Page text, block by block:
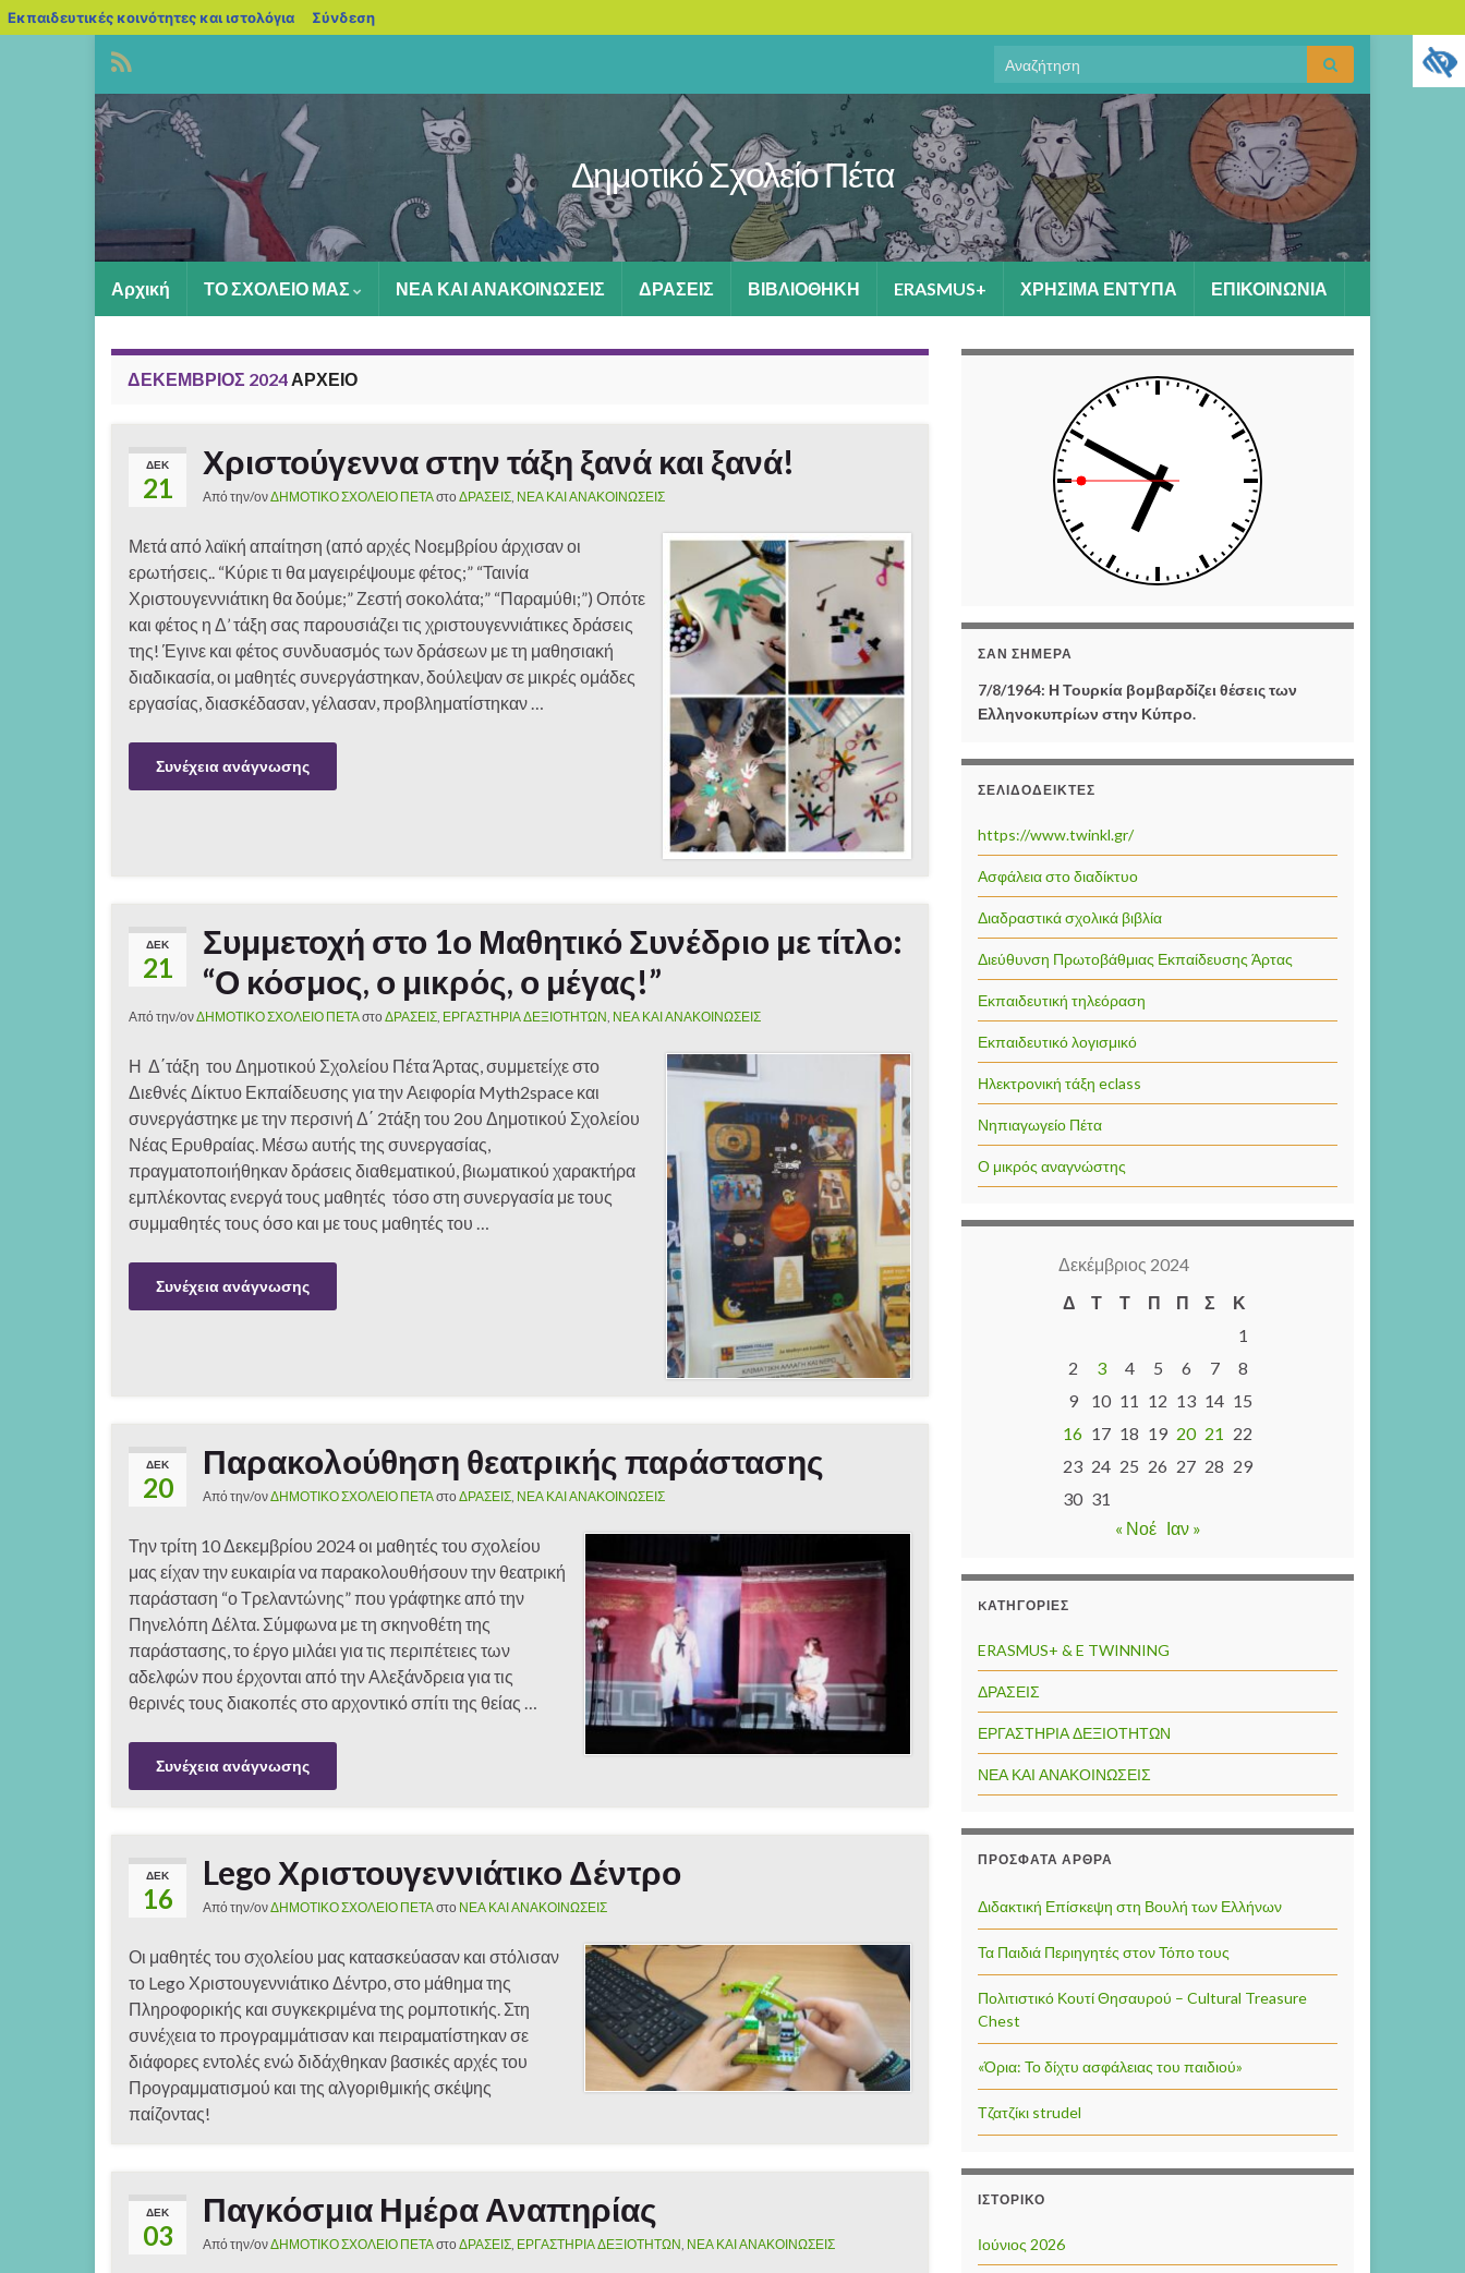
Εκπαιδευτικές κοινότητες και ιστολόγια blogs.sch.gr
Σύνδεση
Search
Δημοτικό Σχολείο Πέτα
Αρχική ΤΟ ΣΧΟΛΕΙΟ ΜΑΣ ΝΕΑ ΚΑΙ ΑΝΑΚΟΙΝΩΣΕΙΣ ΔΡΑΣΕΙΣ ΒΙΒΛΙΟΘΗΚΗ ERASMUS+ ΧΡΗΣΙΜΑ ΕΝΤΥΠΑ ΕΠΙΚΟΙΝΩΝΙΑ
ΔΕΚΈΜΒΡΙΟΣ 2024 ΑΡΧΕΊΟ
ΔΕΚ
21
Χριστούγεννα στην τάξη ξανά και ξανά!
Από την/ονΔΗΜΟΤΙΚΟ ΣΧΟΛΕΙΟ ΠΕΤΑστο ΔΡΑΣΕΙΣ ΝΕΑ ΚΑΙ ΑΝΑΚΟΙΝΩΣΕΙΣ
Μετά από λαϊκή απαίτηση (από αρχές Νοεμβρίου άρχισαν οι
ερωτήσεις.. “Κύριε τι θα μαγειρέψουμε φέτος;” “Ταινία
Χριστουγεννιάτικη θα δούμε;” Ζεστή σοκολάτα;” “Παραμύθι;”) Οπότε
και φέτος η Δ’ τάξη σας παρουσιάζει τις χριστουγεννιάτικες δράσεις
της! Έγινε και φέτος συνδυασμός των δράσεων με τη μαθησιακή
διαδικασία, οι μαθητές συνεργάστηκαν, δούλεψαν σε μικρές ομάδες
εργασίας, διασκέδασαν, γέλασαν, προβληματίστηκαν …
Συνέχεια ανάγνωσης
ΔΕΚ
21
Συμμετοχή στο 1ο Μαθητικό Συνέδριο με τίτλο:
“Ο κόσμος, ο μικρός, ο μέγας!”
Από την/ονΔΗΜΟΤΙΚΟ ΣΧΟΛΕΙΟ ΠΕΤΑστο ΔΡΑΣΕΙΣ, ΕΡΓΑΣΤΗΡΙΑ ΔΕΞΙΟΤΗΤΩΝ, ΝΕΑ ΚΑΙ ΑΝΑΚΟΙΝΩΣΕΙΣ
Η Δ΄τάξη του Δημοτικού Σχολείου Πέτα Άρτας, συμμετείχε στο
Διεθνές Δίκτυο Εκπαίδευσης για την Αειφορία Myth2space και
συνεργάστηκε με την περσινή Δ΄ 2τάξη του 2ου Δημοτικού Σχολείου
Νέας Ερυθραίας. Μέσω αυτής της συνεργασίας,
πραγματοποιήθηκαν δράσεις διαθεματικού, βιωματικού χαρακτήρα
εμπλέκοντας ενεργά τους μαθητές τόσο στη συνεργασία με τους
συμμαθητές τους όσο και με τους μαθητές του …
Συνέχεια ανάγνωσης
ΔΕΚ
20
Παρακολούθηση θεατρικής παράστασης
Από την/ονΔΗΜΟΤΙΚΟ ΣΧΟΛΕΙΟ ΠΕΤΑστο ΔΡΑΣΕΙΣ, ΝΕΑ ΚΑΙ ΑΝΑΚΟΙΝΩΣΕΙΣ
Την τρίτη 10 Δεκεμβρίου 2024 οι μαθητές του σχολείου
μας είχαν την ευκαιρία να παρακολουθήσουν την θεατρική
παράσταση “ο Τρελαντώνης” που γράφτηκε από την
Πηνελόπη Δέλτα. Σύμφωνα με τη σκηνοθέτη της
παράστασης, το έργο μιλάει για τις περιπέτειες των
αδελφών που έρχονται από την Αλεξάνδρεια για τις
θερινές τους διακοπές στο αρχοντικό σπίτι της θείας …
Συνέχεια ανάγνωσης
ΔΕΚ
16
Lego Χριστουγεννιάτικο Δέντρο
Από την/ονΔΗΜΟΤΙΚΟ ΣΧΟΛΕΙΟ ΠΕΤΑστο ΝΕΑ ΚΑΙ ΑΝΑΚΟΙΝΩΣΕΙΣ
Οι μαθητές του σχολείου μας κατασκεύασαν και στόλισαν
το Lego Χριστουγεννιάτικο Δέντρο, στο μάθημα της
Πληροφορικής και συγκεκριμένα της ρομποτικής. Στη
συνέχεια το προγραμμάτισαν και πειραματίστηκαν σε
διάφορες εντολές ενώ διδάχθηκαν βασικές αρχές του
Προγραμματισμού και της αλγοριθμικής σκέψης
παίζοντας!
ΔΕΚ
03
Παγκόσμια Ημέρα Αναπηρίας
Από την/ονΔΗΜΟΤΙΚΟ ΣΧΟΛΕΙΟ ΠΕΤΑστο ΔΡΑΣΕΙΣ, ΕΡΓΑΣΤΗΡΙΑ ΔΕΞΙΟΤΗΤΩΝ, ΝΕΑ ΚΑΙ ΑΝΑΚΟΙΝΩΣΕΙΣ
ΣΑΝ ΣΉΜΕΡΑ
7/8/1964: Η Τουρκία βομβαρδίζει θέσεις των
Ελληνοκυπρίων στην Κύπρο.
ΣΕΛΙΔΟΔΕΊΚΤΕΣ
https://www.twinkl.gr/
Ασφάλεια στο διαδίκτυο
Διαδραστικά σχολικά βιβλία
Διεύθυνση Πρωτοβάθμιας Εκπαίδευσης Άρτας
Εκπαιδευτική τηλεόραση
Εκπαιδευτικό λογισμικό
Ηλεκτρονική τάξη eclass
Νηπιαγωγείο Πέτα
Ο μικρός αναγνώστης
Δεκέμβριος 2024
Δ
Τ Τ Π Π Σ
Κ
1
2
3 4 5 6 7
8
9
10 11 12 13 14 15
16 17 18 19 20 21 22
23 24 25 26 27 28 29
30 31
« Νοέ Ιαν »
KΑΤΗΓΟΡΊΕΣ
ERASMUS+ & E TWINNING
ΔΡΑΣΕΙΣ
ΕΡΓΑΣΤΗΡΙΑ ΔΕΞΙΟΤΗΤΩΝ
ΝΕΑ ΚΑΙ ΑΝΑΚΟΙΝΩΣΕΙΣ
ΠΡΌΣΦΑΤΑ ΆΡΘΡΑ
Διδακτική Επίσκεψη στη Βουλή των Ελλήνων
Τα Παιδιά Περιηγητές στον Τόπο τους
Πολιτιστικό Κουτί Θησαυρού – Cultural Treasure
Chest
«Όρια: Το δίχτυ ασφάλειας του παιδιού»
Τζατζίκι strudel
ΙΣΤΟΡΙΚΌ
Ιούνιος 2026